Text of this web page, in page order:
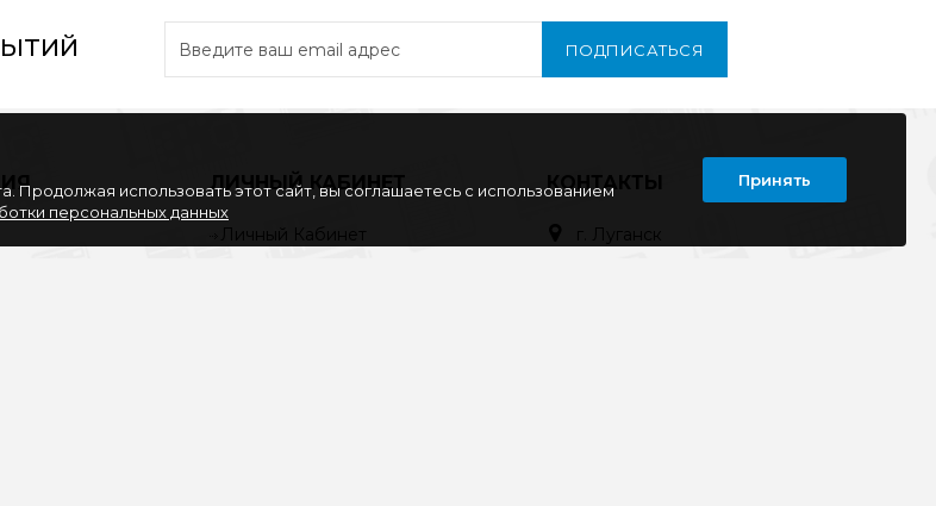
ПОДПИСАТЬСЯ
ЛИЧНЫЙ КАБИНЕТ
Личный Кабинет
КОНТАКТЫ
г. Луганск
использовать этот сайт, вы соглашаетесь с использованием
персональных данных
Принять